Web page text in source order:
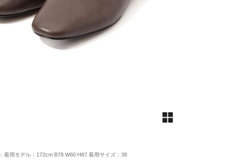
着用モデル：172cm B78 W60 H87 着用サイズ：38